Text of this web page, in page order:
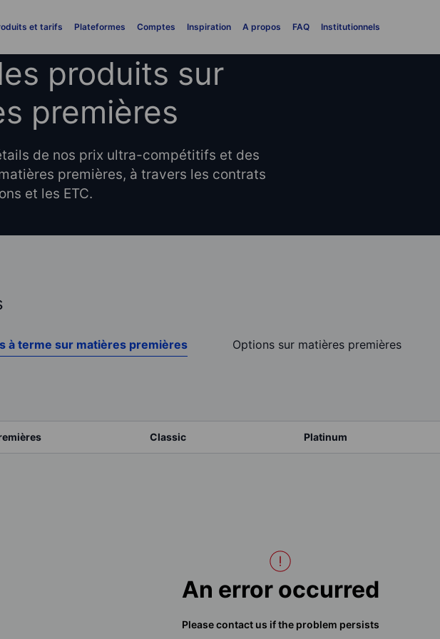
et tarifs Plateformes Comptes Inspiration A propos FAQ Institutionnels
produits sur
premières
de nos prix ultra-compétitifs et des
premières, à travers les contrats
et les ETC.
à terme sur matières premières Options sur matières premières
Classic Platinum
An error occurred
Please contact us if the problem persists